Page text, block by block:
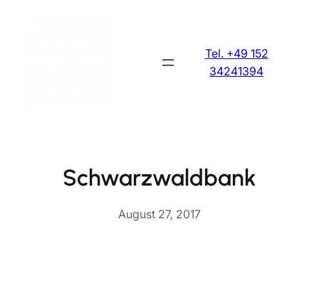
Tel. +49 152
34241394
Schwarzwaldbank
August 27, 2017